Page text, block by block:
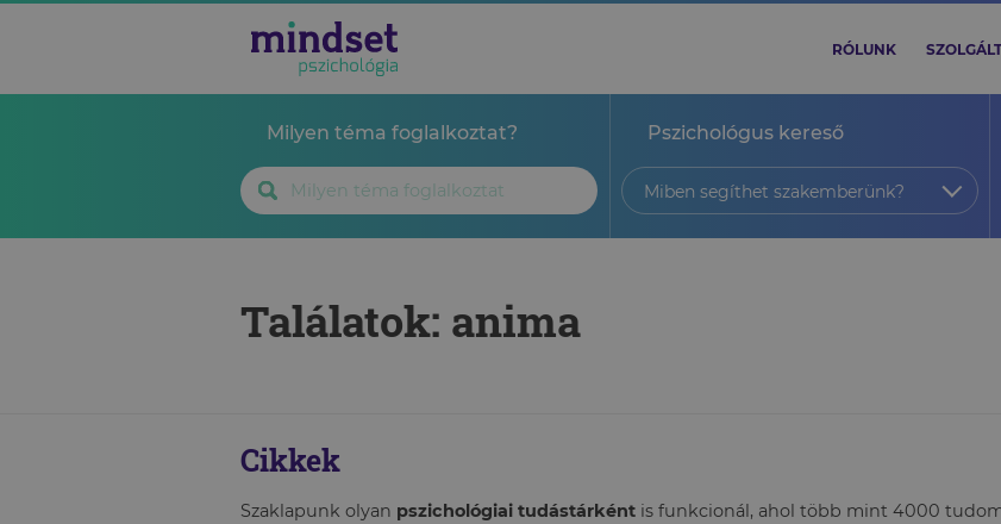
RÓLUNK
Milyen téma foglalkoztat? Pszichológus kereső
Miben segíthet szakemberünk?
Találatok: anima
Cikkek
Szaklapunk olyan pszichológiai tudástárként is funkcionál, ahol több mint 4000